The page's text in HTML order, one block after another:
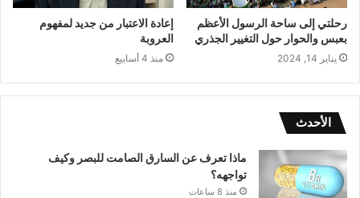
رحلتي إلى ساحة الرسول الأعظم
بعبس والحوار حول التغيير الجذري
يناير 14, 2024
إعادة الاعتبار من جديد لمفهوم
العروبة
منذ 4 أسابيع
الأحدث
ماذا تعرف عن السارق الصامت للبصر وكيف
تواجهه؟
منذ 8 ساعات